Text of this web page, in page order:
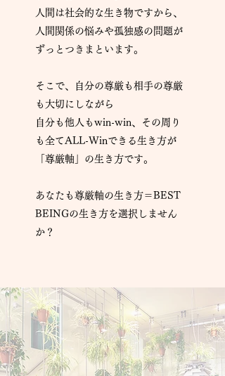
人間は社会的な生き物ですから、
人間関係の悩みや孤独感の問題が
ずっとつきまといます。
そこで、自分の尊厳も相手の尊厳
も大切にしながら
自分も他人もwin-win、その周り
も全てALL-Winできる生き方が
「尊厳軸」の生き方です。
​あなたも尊厳軸の生き方＝BEST
BEINGの生き方を選択しません
か？